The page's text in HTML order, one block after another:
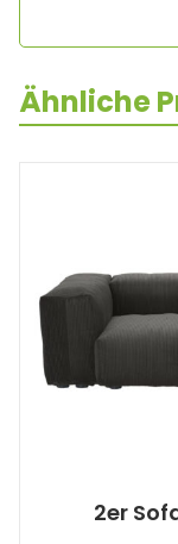
Ähnliche
2er